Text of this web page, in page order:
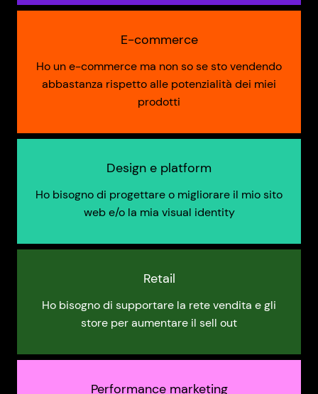
E-commerce
Ho un e-commerce ma non so se sto vendendo
abbastanza rispetto alle potenzialità dei miei
prodotti
Design e platform
Ho bisogno di progettare o migliorare il mio sito
web e/o la mia visual identity
Retail
Ho bisogno di supportare la rete vendita e gli
store per aumentare il sell out
Performance marketing